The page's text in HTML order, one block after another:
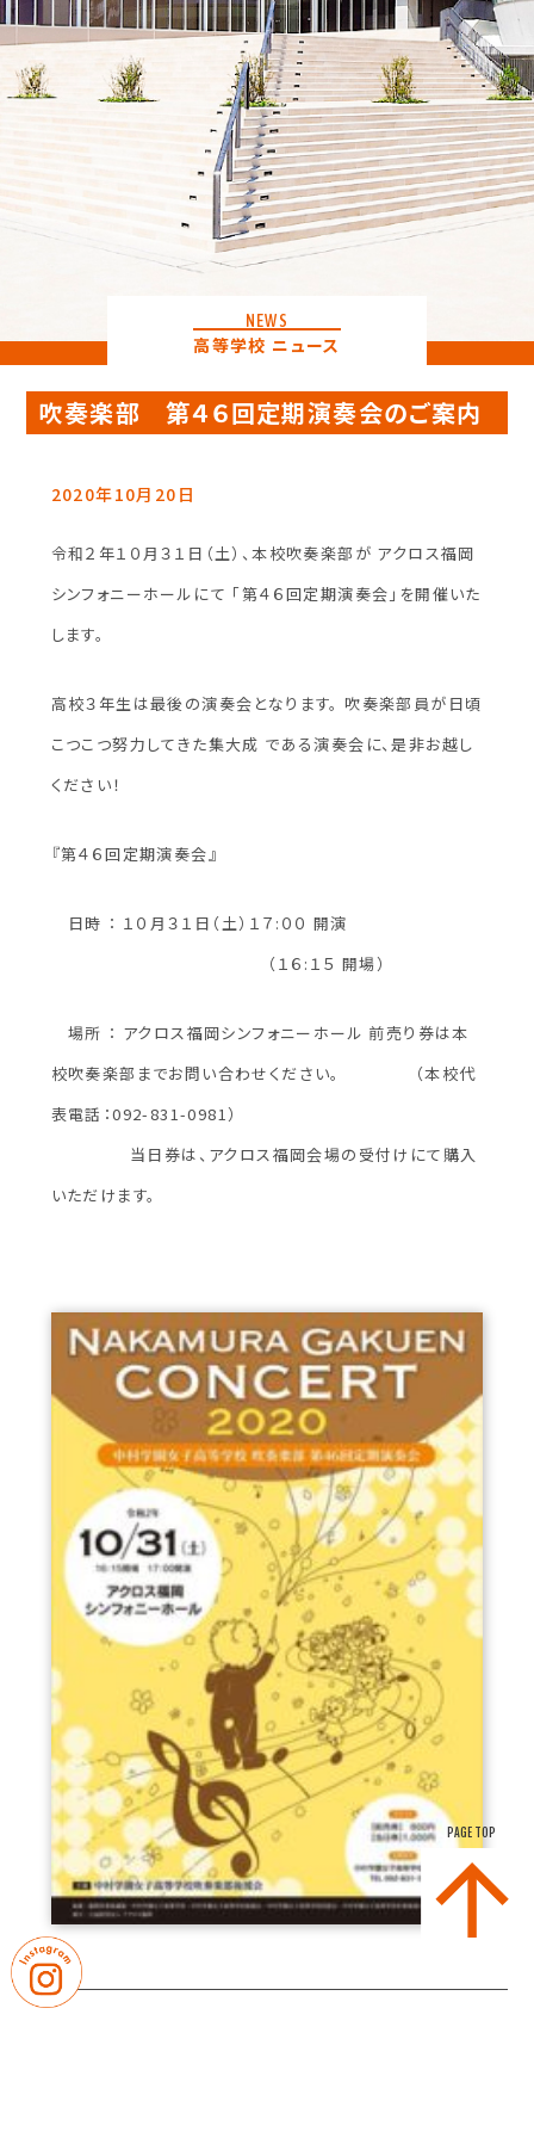
NEWS
高等学校 ニュース
吹奏楽部 第４６回定期演奏会のご案内
2020年10月20日
令和２年１０月３１日（土）、本校吹奏楽部が アクロス福岡
シンフォニーホールにて 「第４６回定期演奏会」を開催いた
します。
高校３年生は最後の演奏会となります。 吹奏楽部員が日頃
こつこつ努力してきた集大成 である演奏会に、是非お越し
ください！
『第４６回定期演奏会』
日時 ： １０月３１日（土）１７:００ 開演
（１６:１５ 開場）
場所 ： アクロス福岡シンフォニーホール 前売り券は本
校吹奏楽部までお問い合わせください。 （本校代
表電話：092-831-0981）
当日券は、アクロス福岡会場の受付けにて購入
いただけます。
PAGE TOP